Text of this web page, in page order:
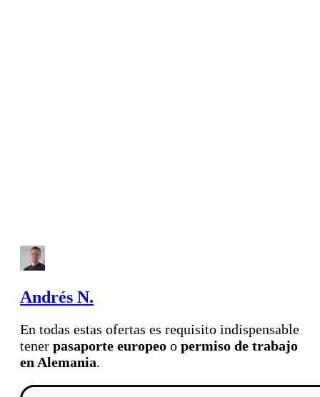
Andrés N.
En todas estas ofertas es requisito indispensable
tener pasaporte europeo o permiso de trabajo
en Alemania.